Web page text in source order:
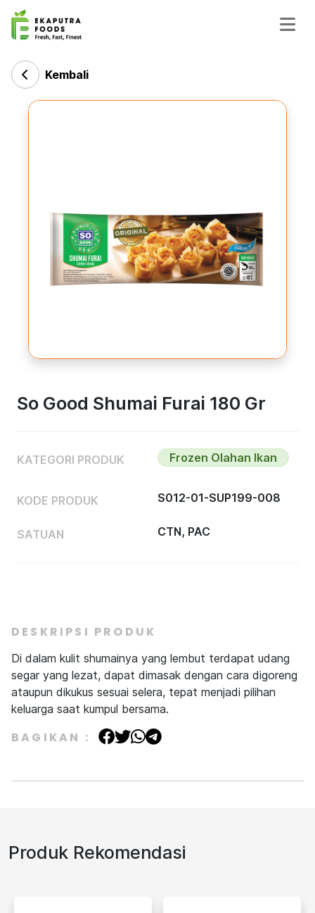
Kembali
So Good Shumai Furai 180 Gr
KATEGORI PRODUK Frozen Olahan Ikan
KODE PRODUK S012-01-SUP199-008
SATUAN CTN, PAC
DESKRIPSI PRODUK
Di dalam kulit shumainya yang lembut terdapat udang
segar yang lezat, dapat dimasak dengan cara digoreng
ataupun dikukus sesuai selera, tepat menjadi pilihan
keluarga saat kumpul bersama.
BAGIKAN :
Produk Rekomendasi